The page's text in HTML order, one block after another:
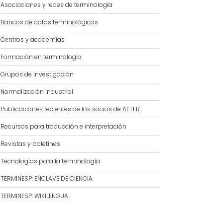
Asociaciones y redes de terminología
Bancos de datos terminológicos
Centros y academias
Formación en terminología
Grupos de investigación
Normalización industrial
Publicaciones recientes de los socios de AETER
Recursos para traducción e interpretación
Revistas y boletines
Tecnologías para la terminología
TERMINESP: ENCLAVE DE CIENCIA
TERMINESP: WIKILENGUA